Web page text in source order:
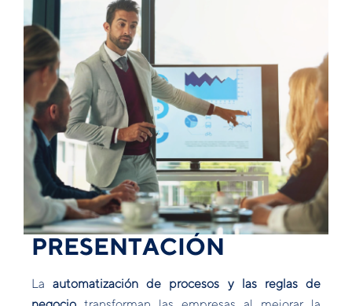
PRESENTACIÓN
Laautomatización de procesos y las reglas de